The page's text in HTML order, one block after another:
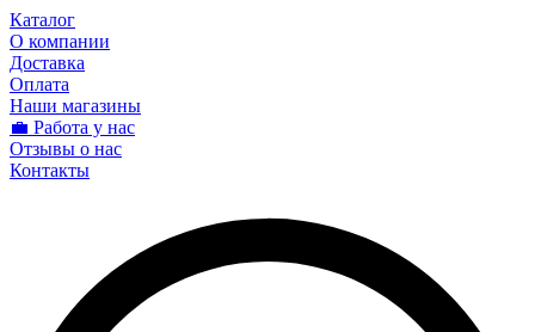
Каталог
О компании
Доставка
Оплата
Наши магазины
💼 Работа у нас
Отзывы о нас
Контакты